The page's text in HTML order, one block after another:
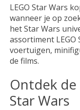
LEGO Star Wars
wanneer je op
het Star Wars
assortiment LEGO
voertuigen,
de films.
Ontdek de
Star Wars